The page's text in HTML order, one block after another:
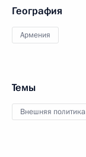
География
Армения
Темы
Внешняя политика